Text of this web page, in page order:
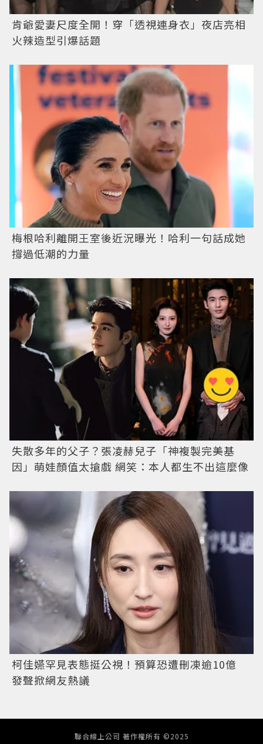
肯爺愛妻尺度全開！穿「透視連身衣」夜店亮相
火辣造型引爆話題
梅根哈利離開王室後近況曝光！哈利一句話成她
撐過低潮的力量
失散多年的父子？張凌赫兒子「神複製完美基
因」萌娃顏值太搶戲 網笑：本人都生不出這麼像
柯佳嬿罕見表態挺公視！預算恐遭刪凍逾10億
發聲掀網友熱議
聯合線上公司 著作權所有 ©2025